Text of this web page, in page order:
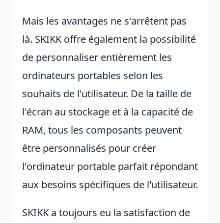
Mais les avantages ne s'arrêtent pas
là. SKIKK offre également la possibilité
de personnaliser entièrement les
ordinateurs portables selon les
souhaits de l'utilisateur. De la taille de
l'écran au stockage et à la capacité de
RAM, tous les composants peuvent
être personnalisés pour créer
l'ordinateur portable parfait répondant
aux besoins spécifiques de l'utilisateur.
SKIKK a toujours eu la satisfaction de